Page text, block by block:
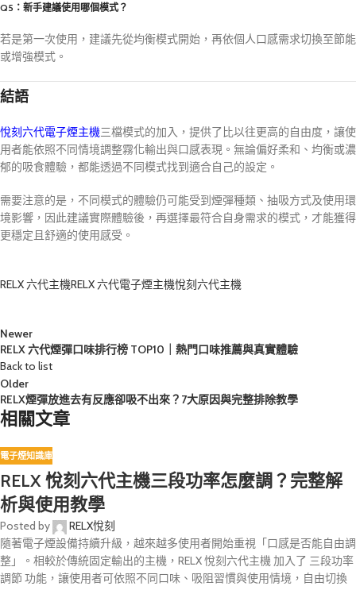
Q5：新手建議使用哪個模式？
若是第一次使用，建議先從均衡模式開始，再依個人口感需求切換至節能
或增強模式。
結語
悅刻六代電子煙主機三檔模式的加入，提供了比以往更高的自由度，讓使
用者能依照不同情境調整霧化輸出與口感表現。無論偏好柔和、均衡或濃
郁的吸食體驗，都能透過不同模式找到適合自己的設定。
需要注意的是，不同模式的體驗仍可能受到煙彈種類、抽吸方式及使用環
境影響，因此建議實際體驗後，再選擇最符合自身需求的模式，才能獲得
更穩定且舒適的使用感受。
RELX 六代主機RELX 六代電子煙主機悅刻六代主機
Newer
RELX 六代煙彈口味排行榜 TOP10｜熱門口味推薦與真實體驗
Back to list
Older
RELX煙彈放進去有反應卻吸不出來？7大原因與完整排除教學
相關文章
電子煙知識庫
RELX 悅刻六代主機三段功率怎麼調？完整解
析與使用教學
Posted by
RELX悅刻
隨著電子煙設備持續升級，越來越多使用者開始重視「口感是否能自由調
整」。相較於傳統固定輸出的主機，RELX 悅刻六代主機 加入了 三段功率
調節 功能，讓使用者可依照不同口味、吸阻習慣與使用情境，自由切換